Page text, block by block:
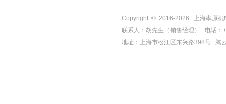
Copyright © 2016-2026
上海率原
联系人：胡先生（销售经理） 电话
地址：上海市松江区东兴路398号
腾